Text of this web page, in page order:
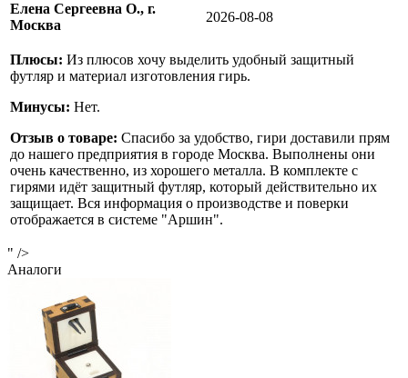
Елена Сергеевна О., г.
Москва
2026-08-08
Плюсы: Из плюсов хочу выделить удобный защитный
футляр и материал изготовления гирь.
Минусы: Нет.
Отзыв о товаре: Спасибо за удобство, гири доставили прям
до нашего предприятия в городе Москва. Выполнены они
очень качественно, из хорошего металла. В комплекте с
гирями идёт защитный футляр, который действительно их
защищает. Вся информация о производстве и поверки
отображается в системе "Аршин".
" />
Аналоги